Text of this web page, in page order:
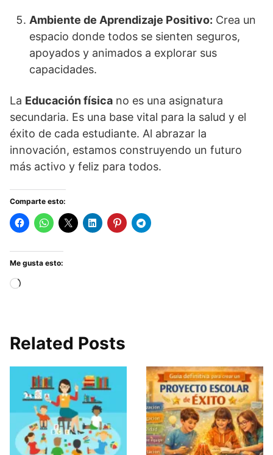
Ambiente de Aprendizaje Positivo: Crea un
espacio donde todos se sienten seguros,
apoyados y animados a explorar sus
capacidades.
La Educación física no es una asignatura
secundaria. Es una base vital para la salud y el
éxito de cada estudiante. Al abrazar la
innovación, estamos construyendo un futuro
más activo y feliz para todos.
Comparte esto:
Me gusta esto:
Cargando...
Related Posts